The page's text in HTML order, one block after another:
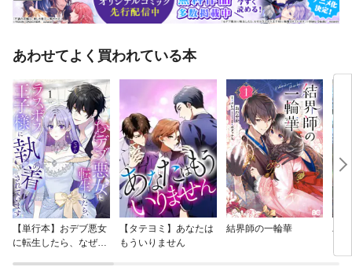
あわせてよく買われている本
【単行本】おデブ悪女
に転生したら、なぜか
【タテヨミ】あなたは
もういりません
結界師の一輪華
バ
今